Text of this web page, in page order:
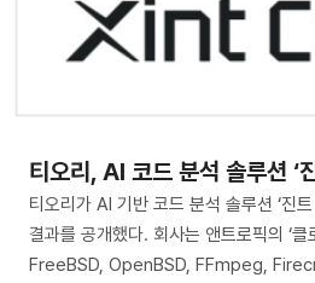
티오리, AI 코드 분석 솔루션 ‘
티오리가 AI 기반 코드 분석 솔루션 ‘진
결과를 공개했다. 회사는 앤트로픽의 ‘클
FreeBSD, OpenBSD, FFmpeg,